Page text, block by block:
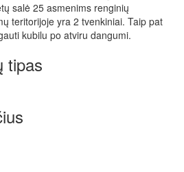
salė 25 asmenims renginių
teritorijoje yra 2 tvenkiniai. Taip pat
kubilu po atviru dangumi.
tipas